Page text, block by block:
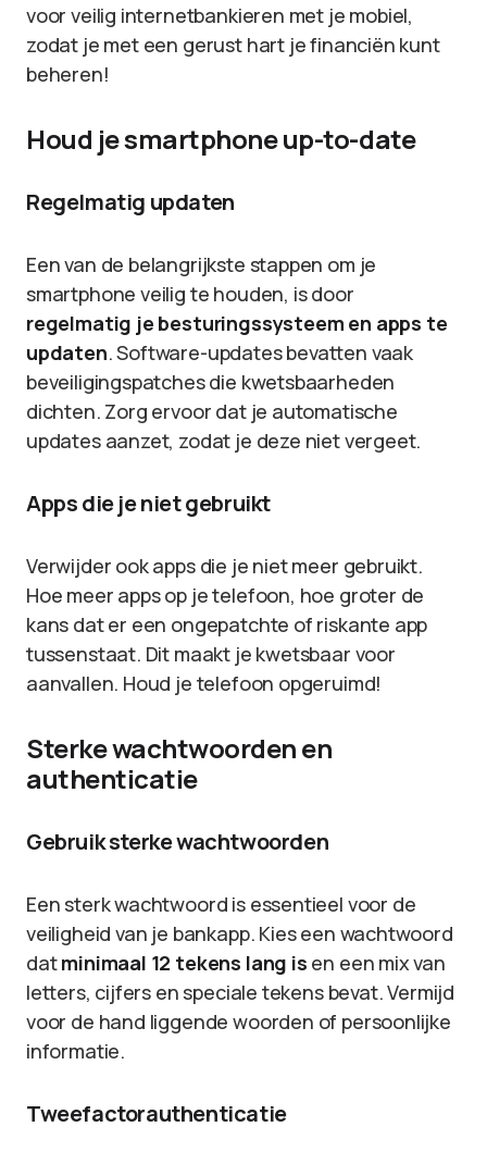
voor veilig internetbankieren met je mobiel,
zodat je met een gerust hart je financiën kunt
beheren!
Houd je smartphone up-to-date
Regelmatig updaten
Een van de belangrijkste stappen om je
smartphone veilig te houden, is door
regelmatig je besturingssysteem en apps te
updaten. Software-updates bevatten vaak
beveiligingspatches die kwetsbaarheden
dichten. Zorg ervoor dat je automatische
updates aanzet, zodat je deze niet vergeet.
Apps die je niet gebruikt
Verwijder ook apps die je niet meer gebruikt.
Hoe meer apps op je telefoon, hoe groter de
kans dat er een ongepatchte of riskante app
tussenstaat. Dit maakt je kwetsbaar voor
aanvallen. Houd je telefoon opgeruimd!
Sterke wachtwoorden en
authenticatie
Gebruik sterke wachtwoorden
Een sterk wachtwoord is essentieel voor de
veiligheid van je bankapp. Kies een wachtwoord
datminimaal 12 tekens lang is en een mix van
letters, cijfers en speciale tekens bevat. Vermijd
voor de hand liggende woorden of persoonlijke
informatie.
Tweefactorauthenticatie